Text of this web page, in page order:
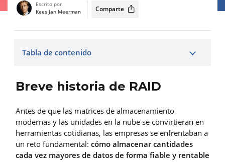
Escrito por
Kees Jan Meerman
Comparte
Tabla de contenido
Breve historia de RAID
Antes de que las matrices de almacenamiento
modernas y las unidades en la nube se convirtieran en
herramientas cotidianas, las empresas se enfrentaban a
un reto fundamental: cómo almacenar cantidades
cada vez mayores de datos de forma fiable y rentable